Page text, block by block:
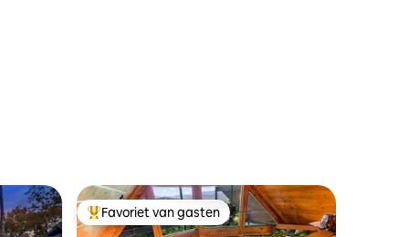
Topfavoriet van gasten
Favoriet van gasten